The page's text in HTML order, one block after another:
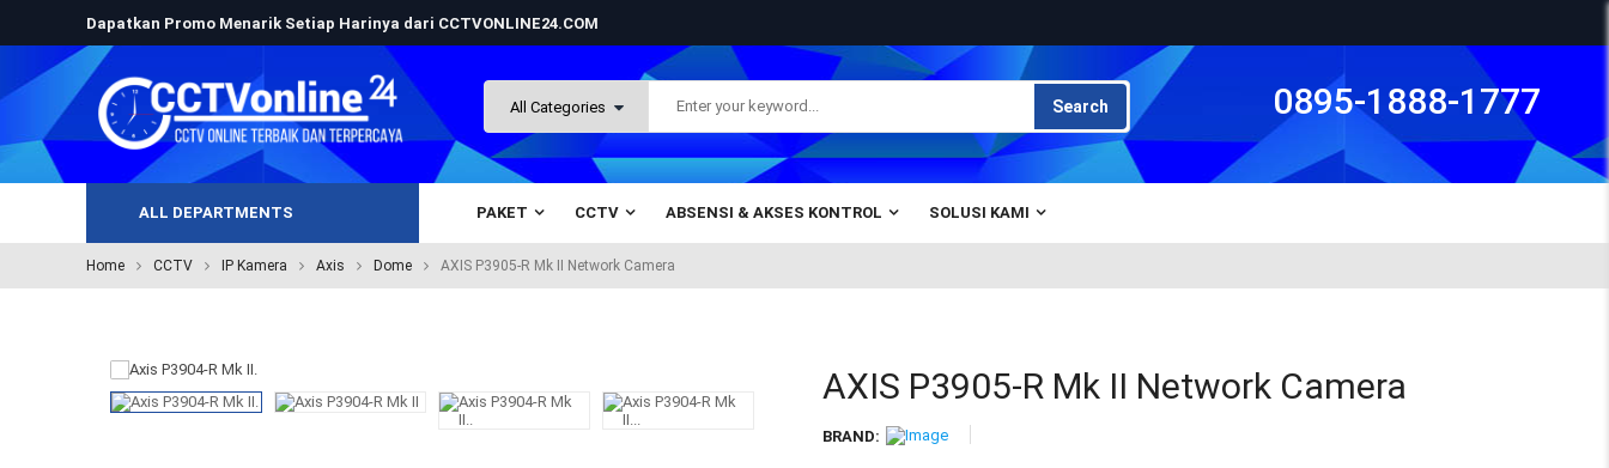
Dapatkan Promo Menarik Setiap Harinya dari CCTVONLINE24.COM
Search 0895-1888-1777
ALL DEPARTMENTS PAKET CCTV ABSENSI & AKSES KONTROL SOLUSI KAMI
Home CCTV IP Kamera Axis Dome AXIS P3905-R Mk II Network Camera
AXIS P3905-R Mk II Network Camera
BRAND: